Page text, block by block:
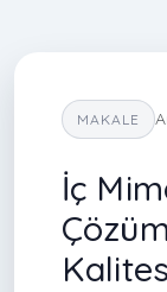
MAKALE
İç